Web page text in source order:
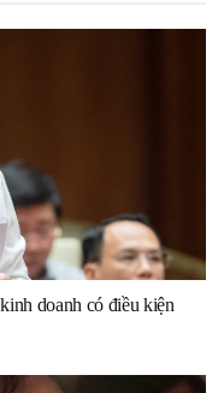
doanh có điều kiện